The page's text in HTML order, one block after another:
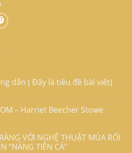
dẫn ( Đây là tiêu đề bài viêt)
– Harriet Beecher Stowe
VỚI NGHỆ THUẬT MÚA RỐI
“NÀNG TIÊN CÁ”